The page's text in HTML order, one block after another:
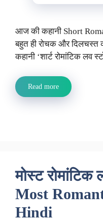
आज की कहानी Short
बहुत ही रोचक और
कहानी ‘शार्ट रोमांटिक लव
Read more
मोस्ट रोमांटिक
Most
Hindi